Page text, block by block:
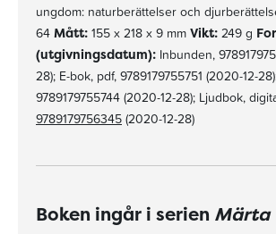
ungdom: naturberättelser och
64 Mått: 155 x 218 x 9 mm Vikt: 249 g
(utgivningsdatum): Inbunden,
28); E-bok, pdf, 9789179755751 (2020-12-
9789179755744 (2020-12-28); Ljudbok,
9789179756345 (2020-12-28)
Boken ingår i serien Märta